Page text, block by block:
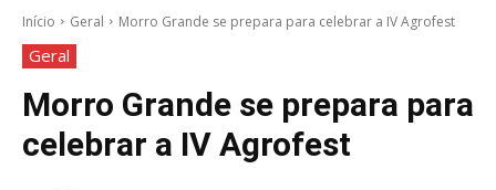
Início Geral Morro Grande se prepara para celebrar a IV Agrofest
Geral
Morro Grande se prepara para
celebrar a IV Agrofest